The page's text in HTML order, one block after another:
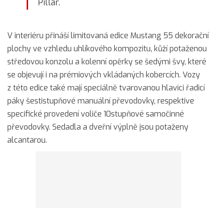
Pillar.
V interiéru přináší limitovaná edice Mustang 55 dekorační
plochy ve vzhledu uhlíkového kompozitu, kůží potaženou
středovou konzolu a kolenní opěrky se šedými švy, které
se objevují i na prémiových vkládaných kobercích. Vozy
z této edice také mají speciálně tvarovanou hlavici řadicí
páky šestistupňové manuální převodovky, respektive
specifické provedení voliče 10stupňové samočinné
převodovky. Sedadla a dveřní výplně jsou potaženy
alcantarou.